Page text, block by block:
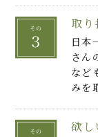
取
日本
さん
など
みを
欲し